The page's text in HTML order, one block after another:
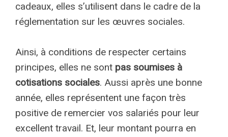
cadeaux, elles s’utilisent dans le cadre de la
réglementation sur les œuvres sociales.
Ainsi, à conditions de respecter certains
principes, elles ne sont pas soumises à
cotisations sociales. Aussi après une bonne
année, elles représentent une façon très
positive de remercier vos salariés pour leur
excellent travail. Et, leur montant pourra en